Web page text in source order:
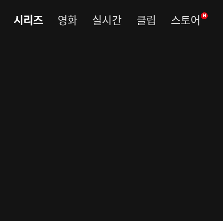
시리즈 영화 실시간 클립 스토어 N